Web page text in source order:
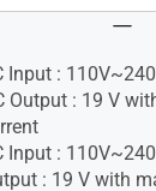
Input :
Output : 19 V
Input :
: 19 V with